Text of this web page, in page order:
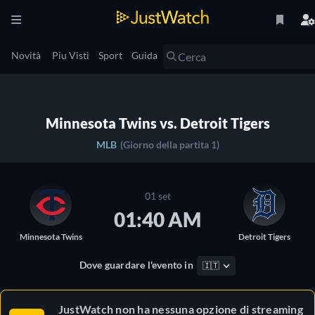
Novità Piu Visti Sport Guida
Minnesota Twins vs. Detroit Tigers
MLB (Giorno della partita 1)
Minnesota Twins
01 set
01:40 AM
Detroit Tigers
Dove guardare l'evento in 🇮🇹
JustWatch non ha nessuna opzione di streaming